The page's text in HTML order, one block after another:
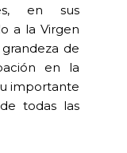
en sus
a la Virgen
de
en la
importante
todas las